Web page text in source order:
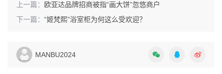
这样的节目伪装在谈话节目的外衣下，很容易让没有经验的
人不知道这是广告，很容易就上了当。
上一篇：
欧亚达品牌招商被指“画大饼”忽悠商户
下一篇： “姬梵熙”浴室柜为何这么受欢迎？
MANBU2024